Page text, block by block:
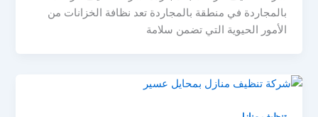
بالمجاردة في منطقة بالمجاردة تعد نظافة الخزانات من
الأمور الحيوية التي تضمن سلامة